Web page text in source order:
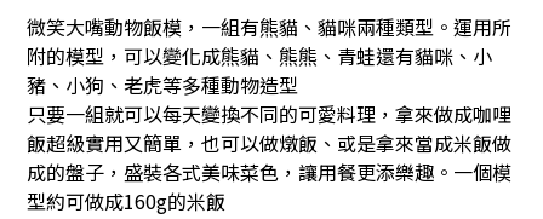
微笑大嘴動物飯模，一組有熊貓、貓咪兩種類型。運用所
附的模型，可以變化成熊貓、熊熊、青蛙還有貓咪、小
豬、小狗、老虎等多種動物造型
只要一組就可以每天變換不同的可愛料理，拿來做成咖哩
飯超級實用又簡單，也可以做燉飯、或是拿來當成米飯做
成的盤子，盛裝各式美味菜色，讓用餐更添樂趣。 一個模
型約可做成160g的米飯